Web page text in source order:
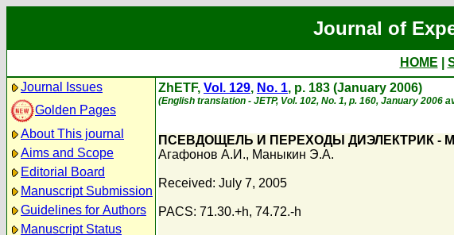
Journal of
HOME
Journal Issues
Golden Pages
About This journal
Aims and Scope
Editorial Board
Manuscript Submission
Guidelines for Authors
Manuscript Status
ZhETF, Vol. 129, No. 1, p. 183 (January 2006)
(English translation - JETP, Vol. 102, No. 1, p. 160, January 2006
ПСЕВДОЩЕЛЬ И ПЕРЕХОДЫ ДИЭЛЕКТРИК -
Агафонов А.И., Маныкин Э.А.
Received: July 7, 2005
PACS: 71.30.+h, 74.72.-h